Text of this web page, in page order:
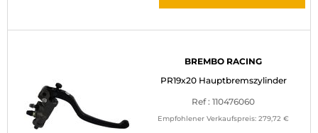
BREMBO RACING
PR19x20 Hauptbremszylinder
Ref : 110476060
Empfohlener Verkaufspreis: 279,72 €